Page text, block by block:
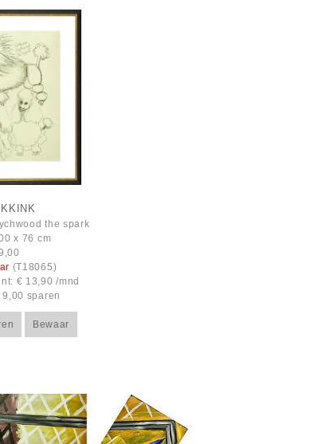
the spark
x 76 cm
(T18065)
€ 13,90 /mnd
sparen
Bewaar